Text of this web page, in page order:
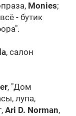
Monies;
- бутик
, салон
, "Дом
лупа,
Ari D. Norman,